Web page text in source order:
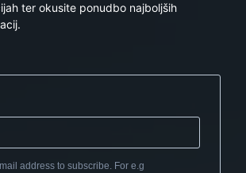
ter okusite ponudbo najboljših
address to subscribe. For e.g